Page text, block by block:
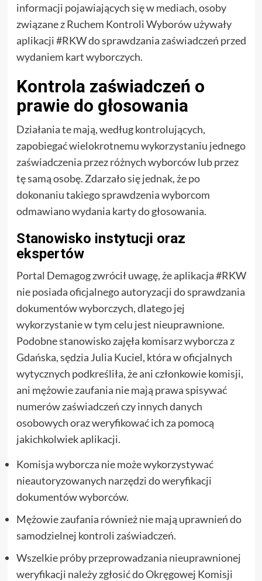
informacji pojawiających się w mediach, osoby
związane z Ruchem Kontroli Wyborów używały
aplikacji #RKW do sprawdzania zaświadczeń przed
wydaniem kart wyborczych.
Kontrola zaświadczeń o
prawie do głosowania
Działania te mają, według kontrolujących,
zapobiegać wielokrotnemu wykorzystaniu jednego
zaświadczenia przez różnych wyborców lub przez
tę samą osobę. Zdarzało się jednak, że po
dokonaniu takiego sprawdzenia wyborcom
odmawiano wydania karty do głosowania.
Stanowisko instytucji oraz
ekspertów
Portal Demagog zwrócił uwagę, że aplikacja #RKW
nie posiada oficjalnego autoryzacji do sprawdzania
dokumentów wyborczych, dlatego jej
wykorzystanie w tym celu jest nieuprawnione.
Podobne stanowisko zajęła komisarz wyborcza z
Gdańska, sędzia Julia Kuciel, która w oficjalnych
wytycznych podkreśliła, że ani członkowie komisji,
ani mężowie zaufania nie mają prawa spisywać
numerów zaświadczeń czy innych danych
osobowych oraz weryfikować ich za pomocą
jakichkolwiek aplikacji.
Komisja wyborcza nie może wykorzystywać
nieautoryzowanych narzędzi do weryfikacji
dokumentów wyborców.
Mężowie zaufania również nie mają uprawnień do
samodzielnej kontroli zaświadczeń.
Wszelkie próby przeprowadzania nieuprawnionej
weryfikacji należy zgłosić do Okręgowej Komisji